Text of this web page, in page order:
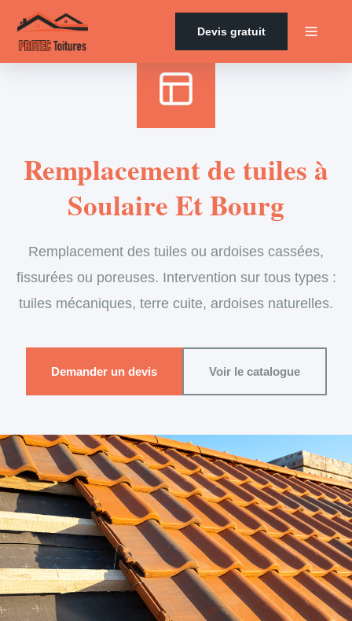
Devis gratuit
Remplacement de tuiles à
Soulaire Et Bourg
Remplacement des tuiles ou ardoises cassées,
fissurées ou poreuses. Intervention sur tous types :
tuiles mécaniques, terre cuite, ardoises naturelles.
Demander un devis Voir le catalogue